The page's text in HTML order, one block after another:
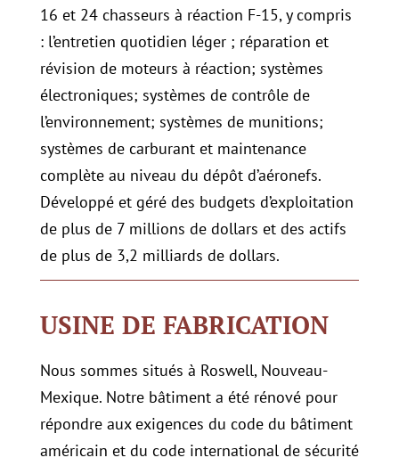
16 et 24 chasseurs à réaction F-15, y compris
: l’entretien quotidien léger ; réparation et
révision de moteurs à réaction; systèmes
électroniques; systèmes de contrôle de
l’environnement; systèmes de munitions;
systèmes de carburant et maintenance
complète au niveau du dépôt d’aéronefs.
Développé et géré des budgets d’exploitation
de plus de 7 millions de dollars et des actifs
de plus de 3,2 milliards de dollars.
USINE DE FABRICATION
Nous sommes situés à Roswell, Nouveau-
Mexique. Notre bâtiment a été rénové pour
répondre aux exigences du code du bâtiment
américain et du code international de sécurité